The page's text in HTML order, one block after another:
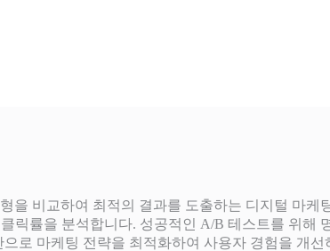
을 비교하여 최적의 결과를 도출하는 디지털 마
릭률을 분석합니다. 성공적인 A/B 테스트를 위해
로 마케팅 전략을 최적화하여 사용자 경험을 개